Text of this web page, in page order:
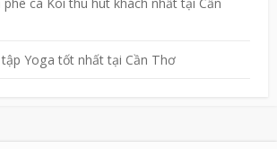
Yoga tốt nhất tại Cần Thơ